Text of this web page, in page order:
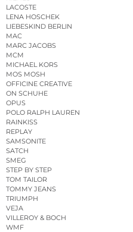
LACOSTE
LENA HOSCHEK
LIEBESKIND BERLIN
MAC
MARC JACOBS
MCM
MICHAEL KORS
MOS MOSH
OFFICINE CREATIVE
ON SCHUHE
OPUS
POLO RALPH LAUREN
RAINKISS
REPLAY
SAMSONITE
SATCH
SMEG
STEP BY STEP
TOM TAILOR
TOMMY JEANS
TRIUMPH
VEJA
VILLEROY & BOCH
WMF